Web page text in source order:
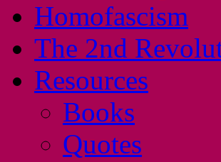
Homofascism
The 2nd
Resources
Books
Quotes